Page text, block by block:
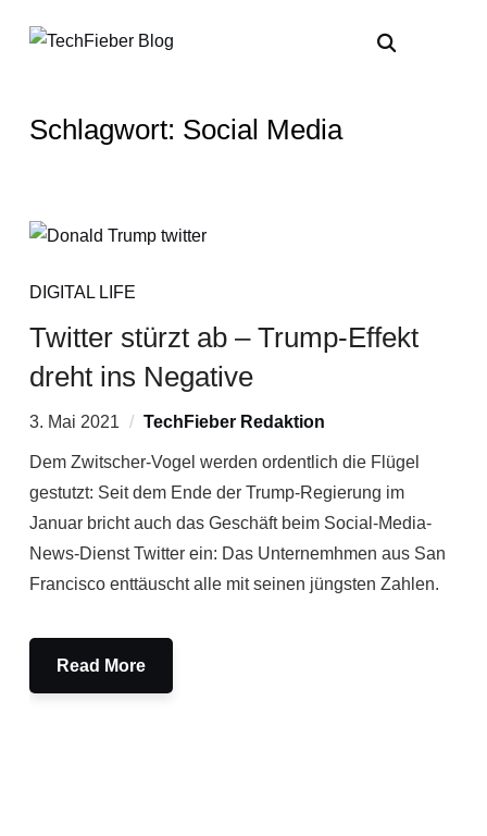
Schlagwort: Social Media
DIGITAL LIFE
Twitter stürzt ab – Trump-Effekt
dreht ins Negative
3. Mai 2021 TechFieber Redaktion
Dem Zwitscher-Vogel werden ordentlich die Flügel
gestutzt: Seit dem Ende der Trump-Regierung im
Januar bricht auch das Geschäft beim Social-Media-
News-Dienst Twitter ein: Das Unternemhmen aus San
Francisco enttäuscht alle mit seinen jüngsten Zahlen.
Read More